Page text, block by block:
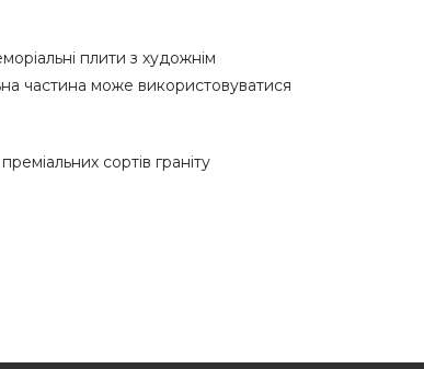
плити з художнім
частина може використовуватися
сортів граніту